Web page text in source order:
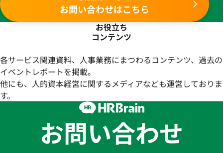
お問い合わせはこちら
お役立ち
コンテンツ
各サービス関連資料、人事業務にまつわるコンテンツ、過去の
イベントレポートを掲載。
他にも、人的資本経営に関するメディアなども運営しておりま
す。
お問い合わせ